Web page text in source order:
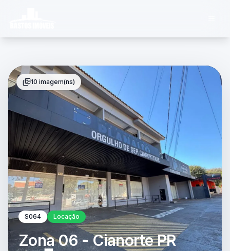
S064 Locação
Zona 06 - Cianorte PR
10 imagem(ns)